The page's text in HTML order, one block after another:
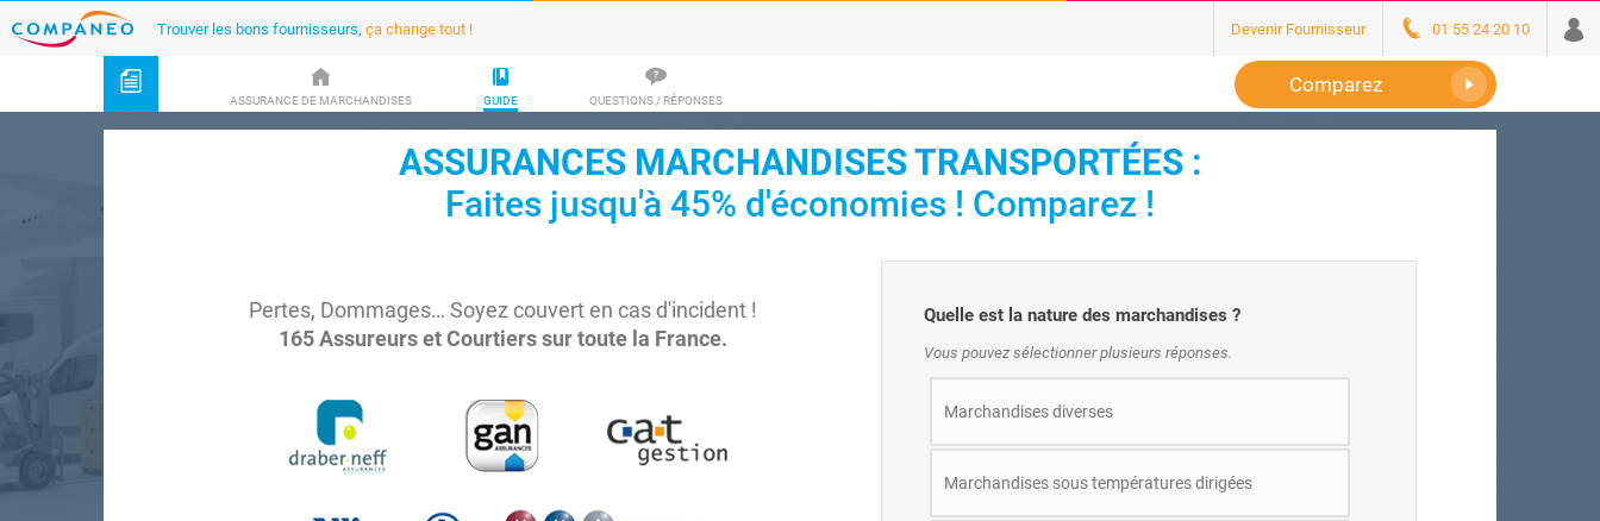
Trouver les bons fournisseurs, ça change tout ! Devenir Fournisseur 01 55 24 20 10
ASSURANCE DE MARCHANDISES GUIDE QUESTIONS / RÉPONSES
Comparez
ASSURANCES MARCHANDISES TRANSPORTÉES :
Faites jusqu'à 45% d'économies ! Comparez !
Pertes, Dommages… Soyez couvert en cas d'incident !
165 Assureurs et Courtiers sur toute la France.
Quelle est la nature des marchandises ?
Vous pouvez sélectionner plusieurs réponses.
Marchandises diverses
Marchandises sous températures dirigées